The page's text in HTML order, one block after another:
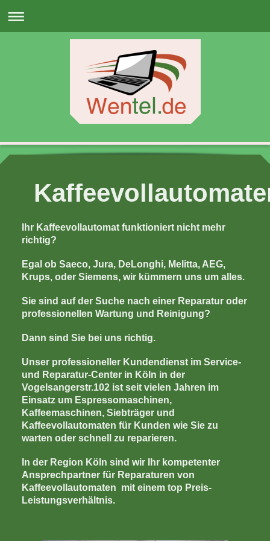
Ihr Kaffeevollautomat funktioniert nicht mehr
richtig?
Egal ob Saeco, Jura, DeLonghi, Melitta, AEG,
Krups, oder Siemens, wir kümmern uns um alles.
Sie sind auf der Suche nach einer Reparatur oder
professionellen Wartung und Reinigung?
Dann sind Sie bei uns richtig.
Unser professioneller Kundendienst im Service-
und Reparatur-Center in Köln in der
Vogelsangerstr.102 ist seit vielen Jahren im
Einsatz um Espressomaschinen,
Kaffeemaschinen, Siebträger und
Kaffeevollautomaten für Kunden wie Sie zu
warten oder schnell zu reparieren.
In der Region Köln sind wir Ihr kompetenter
Ansprechpartner für Reparaturen von
Kaffeevollautomaten mit einem top Preis-
Leistungsverhältnis.